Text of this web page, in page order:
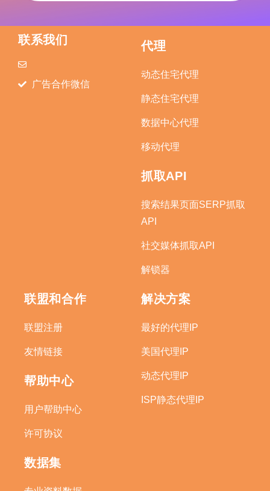
联系我们
广告合作微信
代理
动态住宅代理
静态住宅代理
数据中心代理
移动代理
抓取API
搜索结果页面SERP抓取
API
社交媒体抓取API
解锁器
联盟和合作
联盟注册
友情链接
帮助中心
用户帮助中心
许可协议
数据集
解决方案
最好的代理IP
美国代理IP
动态代理IP
ISP静态代理IP